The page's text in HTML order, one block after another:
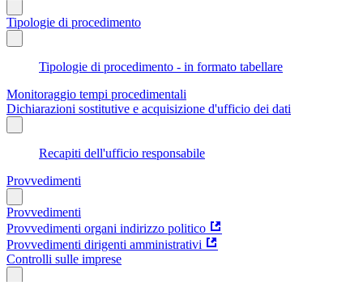
Tipologie di procedimento
Tipologie di procedimento - in formato tabellare
Monitoraggio tempi procedimentali
Dichiarazioni sostitutive e acquisizione d'ufficio dei dati
Recapiti dell'ufficio responsabile
Provvedimenti
Provvedimenti
Provvedimenti organi indirizzo politico
Provvedimenti dirigenti amministrativi
Controlli sulle imprese